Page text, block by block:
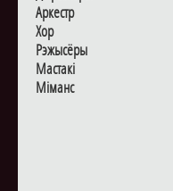
Аркестр
Хор
Рэжысёры
Мастакі
Мiманс